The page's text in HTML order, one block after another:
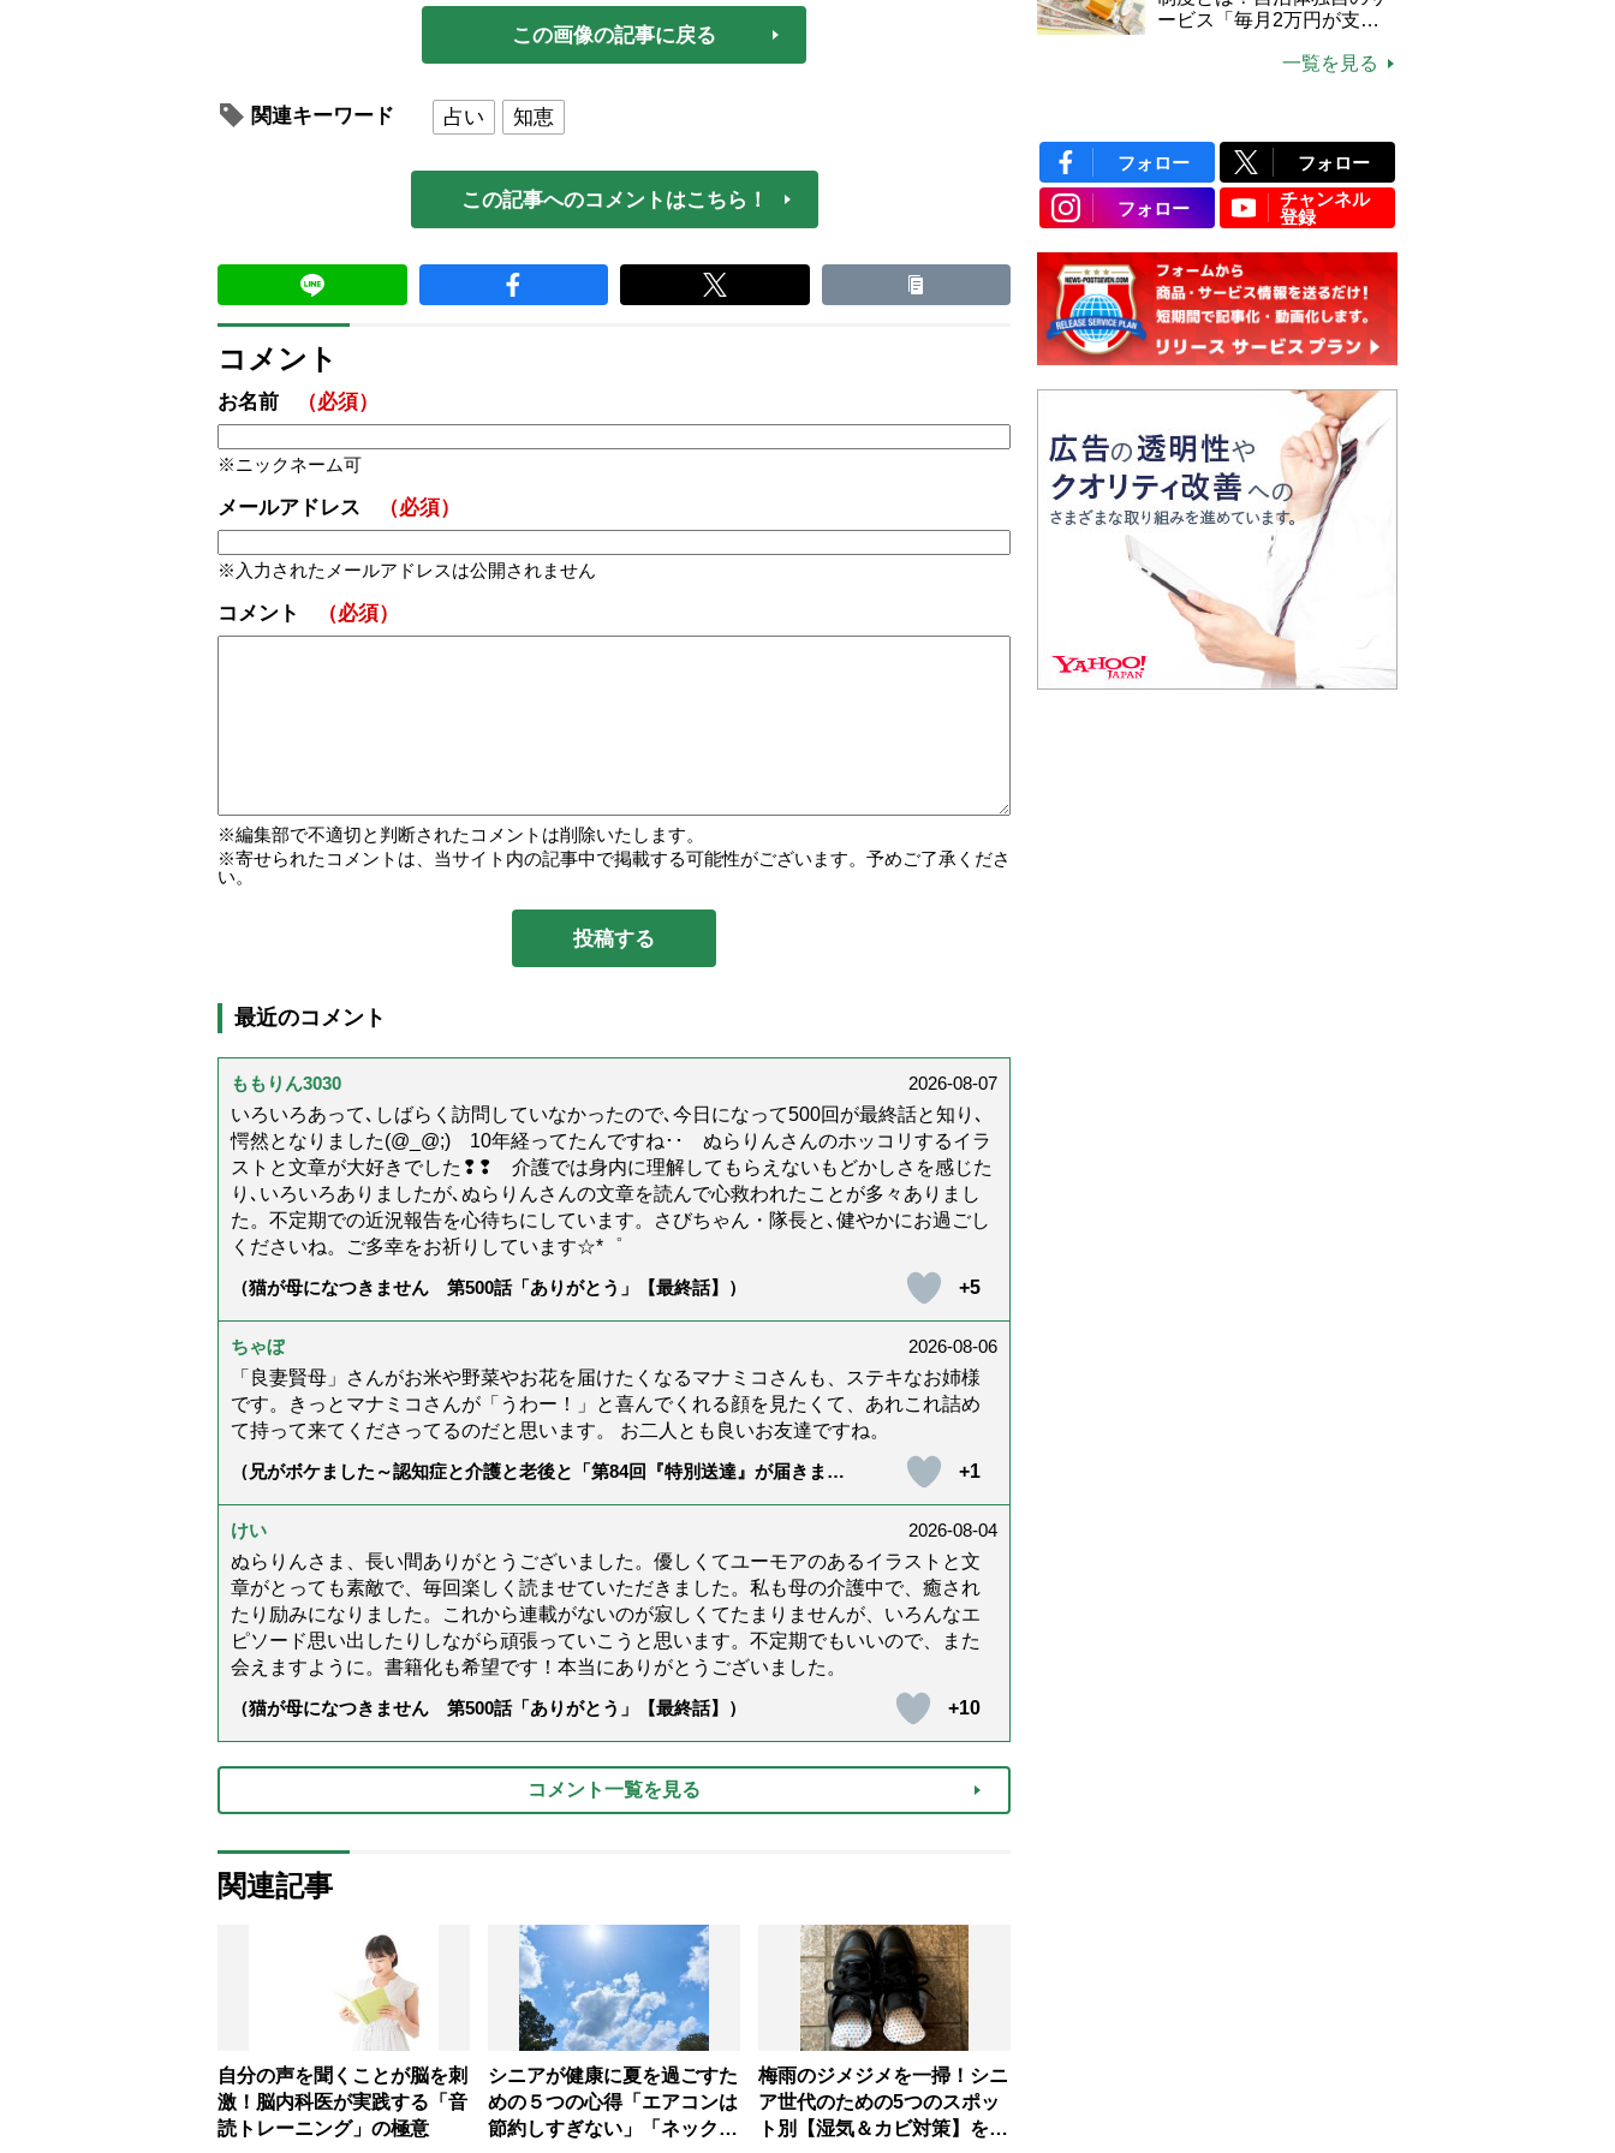
この画像の記事に戻る
関連キーワード 占い 知恵
この記事へのコメントはこちら！
コメント
お名前 （必須）
ニックネーム可
メールアドレス （必須）
入力されたメールアドレスは公開されません
コメント （必須）
編集部で不適切と判断されたコメントは削除いたします。
寄せられたコメントは、当サイト内の記事中で掲載する可能性がございます。予めご了承くださ
い。
最近のコメント
ももりん3030
2026-08-07
いろいろあって､しばらく訪問していなかったので､今日になって500回が最終話と知り､
愕然となりました(@_@;) 10年経ってたんですね･･ ぬらりんさんのホッコリするイラ
ストと文章が大好きでした❢❢ 介護では身内に理解してもらえないもどかしさを感じた
り､いろいろありましたが､ぬらりんさんの文章を読んで心救われたことが多々ありまし
た。不定期での近況報告を心待ちにしています。さびちゃん・隊長と､健やかにお過ごし
くださいね。ご多幸をお祈りしています☆*゜
（猫が母になつきません 第500話「ありがとう」【最終話】）
+5
ちゃぼ
2026-08-06
「良妻賢母」さんがお米や野菜やお花を届けたくなるマナミコさんも、ステキなお姉様
です。きっとマナミコさんが「うわー！」と喜んでくれる顔を見たくて、あれこれ詰め
て持って来てくださってるのだと思います。 お二人とも良いお友達ですね。
（兄がボケました～認知症と介護と老後と「第84回『特別送達』が届きまし
+1
けい
2026-08-04
ぬらりんさま、長い間ありがとうございました。優しくてユーモアのあるイラストと文
章がとっても素敵で、毎回楽しく読ませていただきました。私も母の介護中で、癒され
たり励みになりました。これから連載がないのが寂しくてたまりませんが、いろんなエ
ピソード思い出したりしながら頑張っていこうと思います。不定期でもいいので、また
会えますように。書籍化も希望です！本当にありがとうございました。
（猫が母になつきません 第500話「ありがとう」【最終話】）
+10
コメント一覧を見る
関連記事
自分の声を聞くことが脳を刺
激！脳内科医が実践する「音
読トレーニング」の極意
シニアが健康に夏を過ごすた
めの５つの心得「エアコンは
節約しすぎない」「ネックリ
梅雨のジメジメを一掃！シニ
ア世代のための5つのスポッ
ト別【湿気＆カビ対策】を家
ービス「毎月2万円が支給
一覧を見る
フォロー フォロー
フォロー
チャンネル
登録